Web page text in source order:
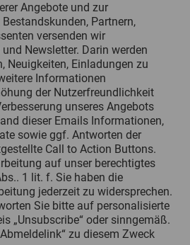
Angebote und zur
Partnern,
versenden wir
Newsletter. Darin werden
Neuigkeiten, Einladungen zu
Informationen
der Nutzerfreundlichkeit
unseres Angebots
dieser Emails Informationen,
sowie ggf. Antworten der
Call to Action Buttons.
auf unser berechtigtes
1 lit. f. Sie haben die
jederzeit zu widersprechen.
Sie bitte auf personalisierte
„Unsubscribe“ oder sinngemäß.
zu diesem Zweck